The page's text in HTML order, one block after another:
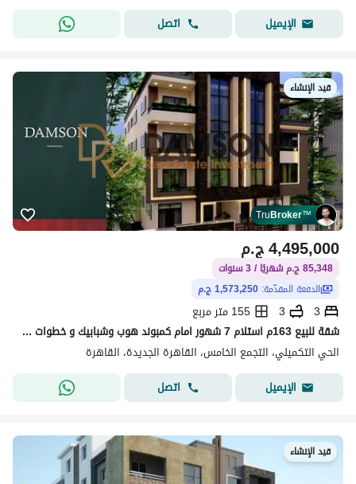
الإيميل
اتصل
قيد الإنشاء
TruBroker™
ج.م4,495,000
85,348 ج.م شهريًا / 3 سنوات
الدفعة المقدّمة: 1,573,250 ج.م
3
3
155 متر مربع
شقة للبيع 163م استلام 7 شهور امام كمبوند هوب وشبابيك و خطوات من التسعين الشمالى و طريق السويس بالقرب من كافة الخدمات والرحاب وشارع النوادي
الحي التكميلي، التجمع الخامس، القاهرة الجديدة، القاهرة
الإيميل
اتصل
قيد الإنشاء